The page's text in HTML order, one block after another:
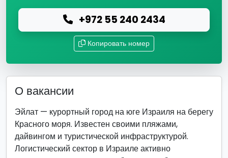
+972 55 240 2434
Копировать номер
О вакансии
Эйлат — курортный город на юге Израиля на берегу
Красного моря. Известен своими пляжами,
дайвингом и туристической инфраструктурой.
Логистический сектор в Израиле активно